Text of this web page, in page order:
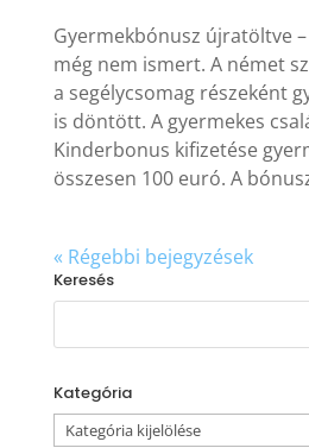
Gyermekbónusz újratöltve
még nem ismert. A német
a segélycsomag részeként
is döntött. A gyermekes
Kinderbonus kifizetése
összesen 100 euró. A
« Régebbi bejegyzések
Keresés
Kategória
Kategória